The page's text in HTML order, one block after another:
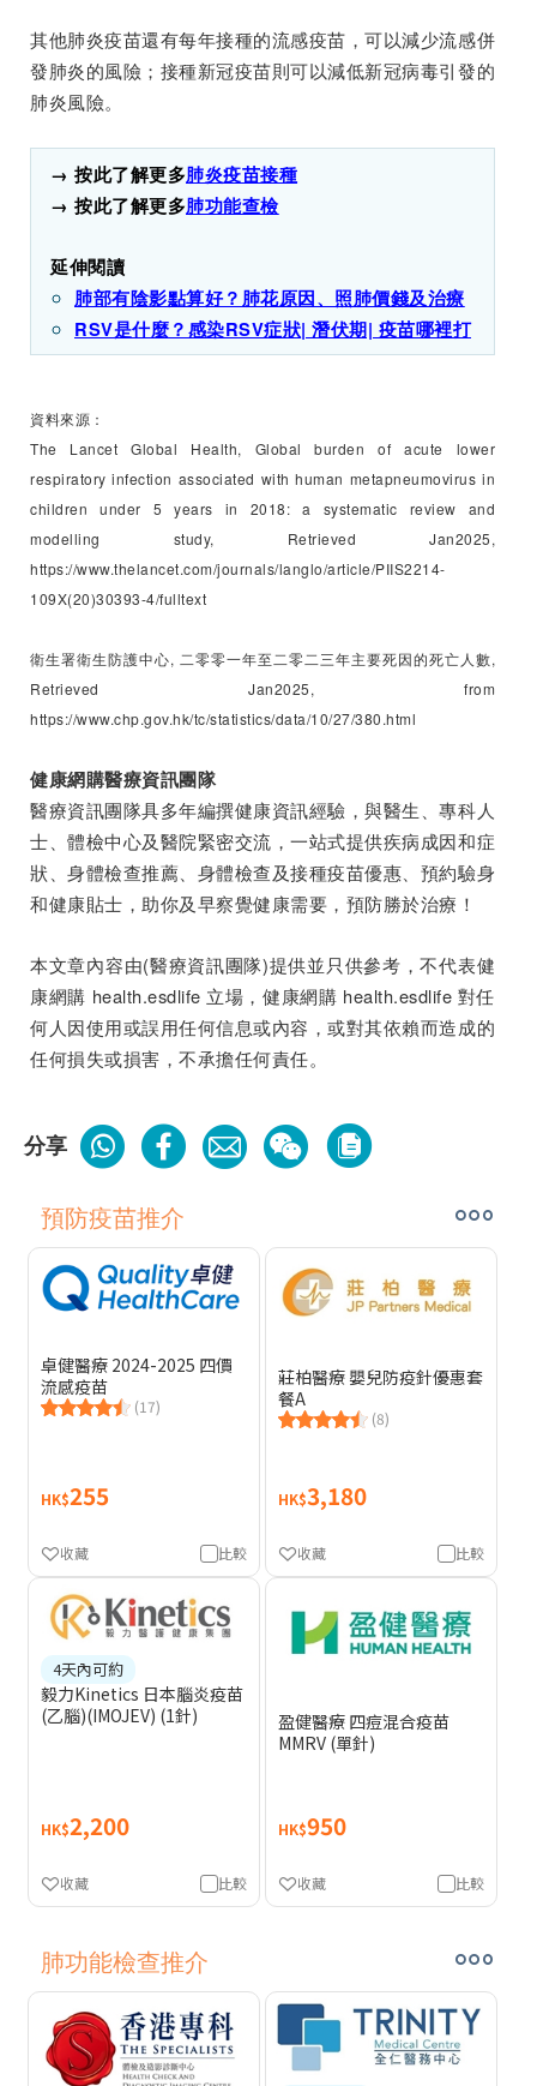
其他肺炎疫苗還有每年接種的流感疫苗，可以減少流感併
發肺炎的風險；接種新冠疫苗則可以減低新冠病毒引發的
肺炎風險。
→ 按此了解更多肺炎疫苗接種
→ 按此了解更多肺功能查檢
延伸閱讀
肺部有陰影點算好？肺花原因、照肺價錢及治療
RSV是什麼？感染RSV症狀| 潛伏期| 疫苗哪裡打
資料來源：
The Lancet Global Health, Global burden of acute lower
respiratory infection associated with human metapneumovirus in
children under 5 years in 2018: a systematic review and
modelling study, Retrieved Jan2025,
https://www.thelancet.com/journals/langlo/article/PIIS2214-
109X(20)30393-4/fulltext
衛生署衛生防護中心, 二零零一年至二零二三年主要死因的死亡人數,
Retrieved Jan2025, from
https://www.chp.gov.hk/tc/statistics/data/10/27/380.html
健康網購醫療資訊團隊
醫療資訊團隊具多年編撰健康資訊經驗，與醫生、專科人
士、體檢中心及醫院緊密交流，一站式提供疾病成因和症
狀、身體檢查推薦、身體檢查及接種疫苗優惠、預約驗身
和健康貼士，助你及早察覺健康需要，預防勝於治療！
本文章內容由(醫療資訊團隊)提供並只供參考，不代表健
康網購 health.esdlife 立場，健康網購 health.esdlife 對任
何人因使用或誤用任何信息或內容，或對其依賴而造成的
任何損失或損害，不承擔任何責任。
分享
預防疫苗推介
卓健醫療 2024-2025 四價
流感疫苗
(17)
HK$255
比較
收藏
莊柏醫療 嬰兒防疫針優惠套
餐A
(8)
HK$3,180
比較
收藏
4天內可約
毅力Kinetics 日本腦炎疫苗
(乙腦)(IMOJEV) (1針)
HK$2,200
比較
收藏
盈健醫療 四痘混合疫苗
MMRV (單針)
HK$950
比較
收藏
肺功能檢查推介